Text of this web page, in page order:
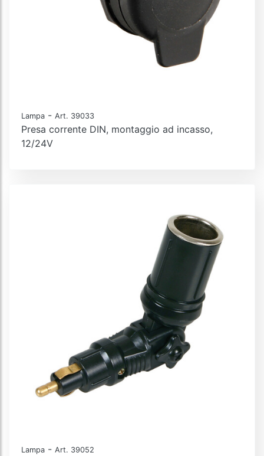
Lampa - Art. 39033
Presa corrente DIN, montaggio ad incasso,
12/24V
Lampa - Art. 39052